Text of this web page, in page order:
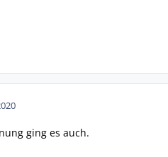
ging es auch.